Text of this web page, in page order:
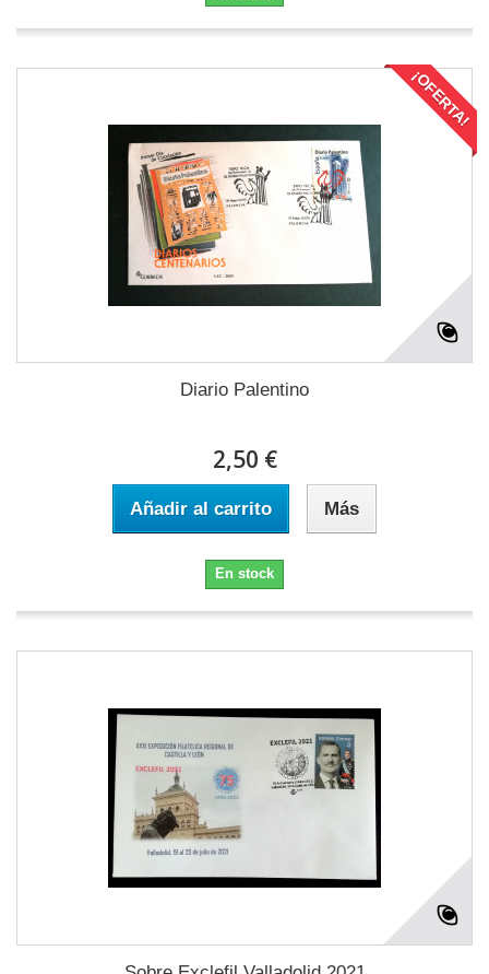
¡OFERTA!
Diario Palentino
2,50 €
Añadir al carrito Más
En stock